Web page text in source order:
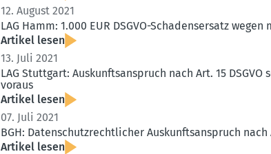
12. August 2021
LAG Hamm: 1.000 EUR DSGVO-Schadens­ersatz
Artikel lesen
13. Juli 2021
LAG Stuttgart: Auskunfts­an­spruch nach Art. 15
voraus
Artikel lesen
07. Juli 2021
BGH: Daten­schutz­recht­licher Auskunfts­an­spruch
Artikel lesen